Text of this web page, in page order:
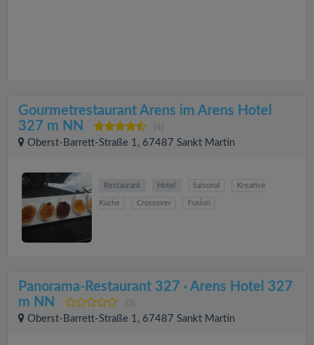
Gourmetrestaurant Arens im Arens Hotel
327 m NN
(4)
Oberst-Barrett-Straße 1, 67487 Sankt Martin
Restaurant Hotel Saisonal Kreative
Küche Crossover Fusion
Panorama-Restaurant 327 · Arens Hotel 327
m NN
(0)
Oberst-Barrett-Straße 1, 67487 Sankt Martin